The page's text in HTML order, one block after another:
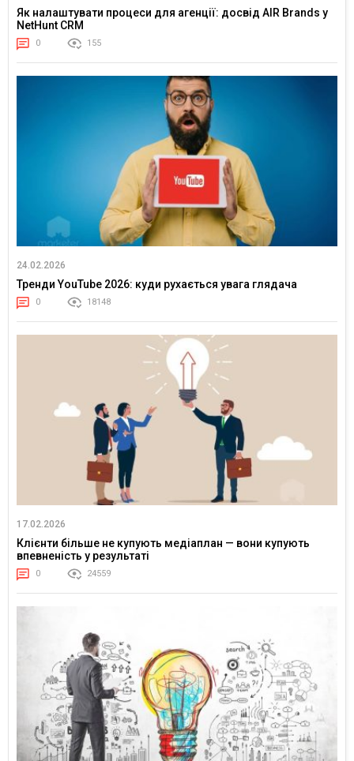
Як налаштувати процеси для агенції: досвід AIR Brands у
NetHunt CRM
0 155
24.02.2026
Тренди YouTube 2026: куди рухається увага глядача
0 18148
17.02.2026
Клієнти більше не купують медіаплан — вони купують
впевненість у результаті
0 24559